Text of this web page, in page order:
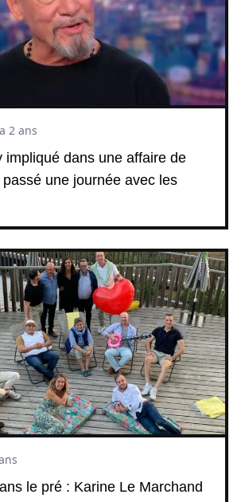
impliqué dans une affaire de
passé une journée avec les
2 ans
le pré : Karine Le Marchand